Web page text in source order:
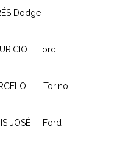
Dodge
Ford
Torino
JOSÉ Ford